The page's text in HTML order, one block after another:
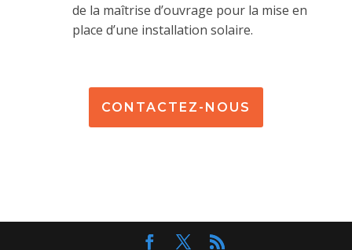
de la maîtrise d’ouvrage pour la mise en
place d’une installation solaire.
CONTACTEZ-NOUS